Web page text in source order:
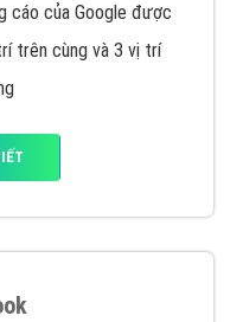
cáo của Google được
trên cùng và 3 vị trí